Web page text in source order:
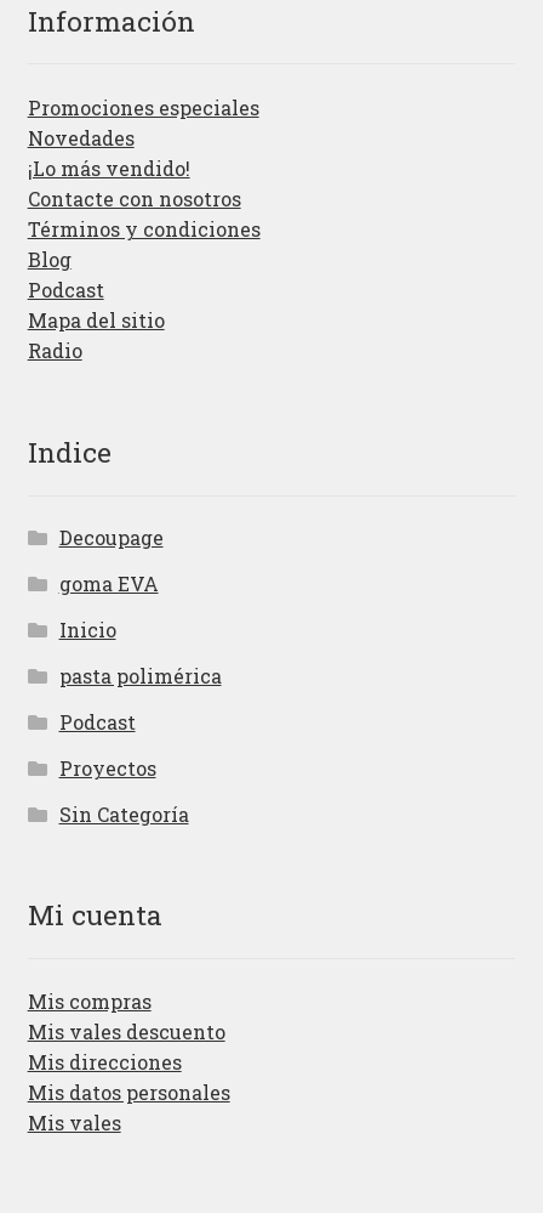
Información
Promociones especiales
Novedades
¡Lo más vendido!
Contacte con nosotros
Términos y condiciones
Blog
Podcast
Mapa del sitio
Radio
Indice
Decoupage
goma EVA
Inicio
pasta polimérica
Podcast
Proyectos
Sin Categoría
Mi cuenta
Mis compras
Mis vales descuento
Mis direcciones
Mis datos personales
Mis vales